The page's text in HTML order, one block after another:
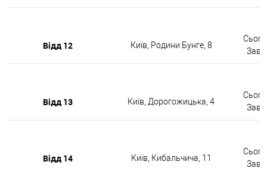
Відд 12 Київ, Родини Бунге, 8
Відд 13 Київ, Дорогожицька, 4
Відд 14 Київ, Кибальчича, 11